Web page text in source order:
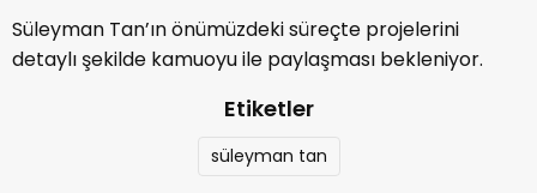
Süleyman Tan’ın önümüzdeki süreçte projelerini
detaylı şekilde kamuoyu ile paylaşması bekleniyor.
Etiketler
süleyman tan